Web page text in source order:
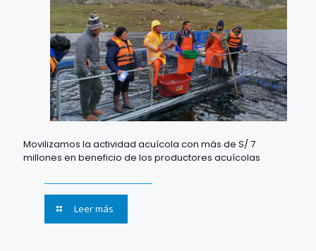
Movilizamos la actividad acuícola con más de S/ 7
millones en beneficio de los productores acuícolas
Leer más